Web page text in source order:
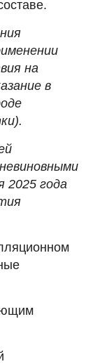
на
в
2025 года